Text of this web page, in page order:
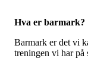
Hva er barmark?
Barmark er det vi
treningen vi har på